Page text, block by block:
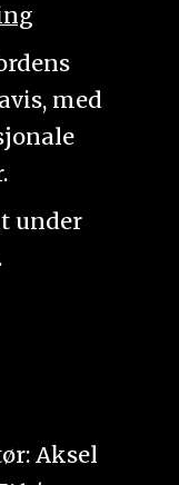
med
under
.
Aksel